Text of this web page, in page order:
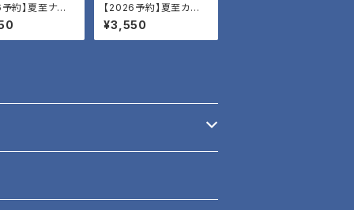
約】夏至ナン
【2026予約】夏至カレ
ー倶楽部T・タコツボ
¥3,550